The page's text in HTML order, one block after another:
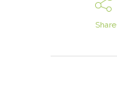
Share